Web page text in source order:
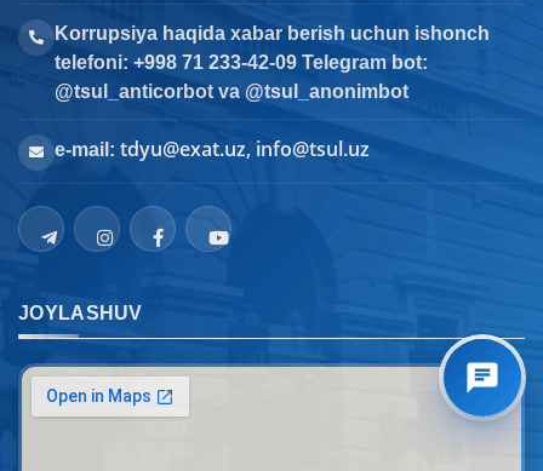
Korrupsiya haqida xabar berish uchun ishonch
telefoni: +998 71 233-42-09 Telegram bot:
@tsul_anticorbot va @tsul_anonimbot
e-mail: tdyu@exat.uz, info@tsul.uz
JOYLASHUV